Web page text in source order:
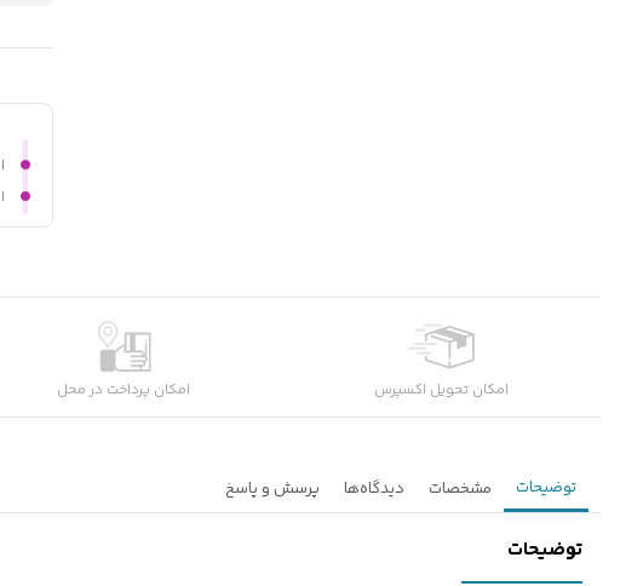
امکان تحویل اکسپرس امکان پرداخت در محل
توضیحات مشخصات دیدگاه‌ها پرسش و پاسخ
توضیحات